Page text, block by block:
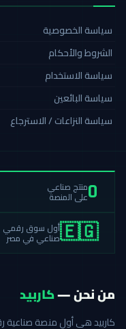
سياسة الخصوصية
الشروط والأحكام
سياسة الاستخدام
سياسة البائعين
سياسة النزاعات / الاسترجاع
0منتج صناعي
على المنصة
🇪🇬أول سوق رقمي
صناعي في مصر
من نحن —كاربيد